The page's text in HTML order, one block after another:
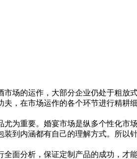
的运作，大部分企业仍处于粗放
，在市场运作的各个环节进行精耕
重要。婚宴市场是纵多个性化市
到内涵都有自己的理解方式。所以
分析，保证定制产品的成功，才能